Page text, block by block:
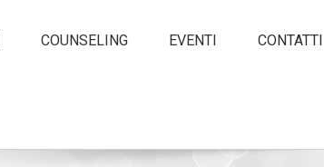
COUNSELING EVENTI CONTATTI